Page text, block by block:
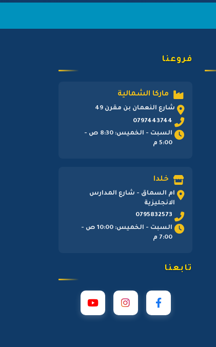
فروعنا
ماركا الشمالية
شارع النعمان بن مقرن 49
0797443744
السبت - الخميس: 8:30 ص -
5:00 م
خلدا
ام السماق - شارع المدارس
الانجليزية
0795832573
السبت - الخميس: 10:00 ص -
7:00 م
تابعنا